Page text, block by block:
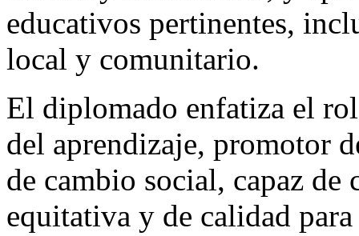
educativos pertinentes,
local y comunitario.
El diplomado enfatiza el
del aprendizaje, promotor
de cambio social, capaz
equitativa y de calidad